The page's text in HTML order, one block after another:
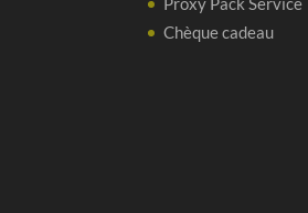
Chèque cadeau